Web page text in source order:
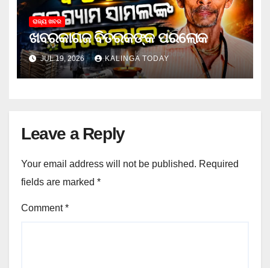
ରାଜ୍ୟ ଖବର
ଖବରକାଗଜ ବିତରକଙ୍କ ପରଲୋକ
JUL 19, 2026 KALINGA TODAY
Leave a Reply
Your email address will not be published. Required
fields are marked *
Comment*